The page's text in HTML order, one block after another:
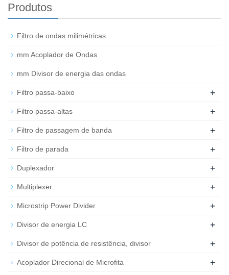
Produtos
Filtro de ondas milimétricas
mm Acoplador de Ondas
mm Divisor de energia das ondas
Filtro passa-baixo +
Filtro passa-altas +
Filtro de passagem de banda +
Filtro de parada +
Duplexador +
Multiplexer +
Microstrip Power Divider +
Divisor de energia LC +
Divisor de potência de resistência, divisor +
Acoplador Direcional de Microfita +